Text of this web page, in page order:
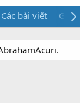
Các bài viết Giới